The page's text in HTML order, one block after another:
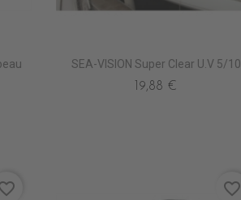
SEA-VISION Super Clear U.V 5/10
19,88 €
favorite_border